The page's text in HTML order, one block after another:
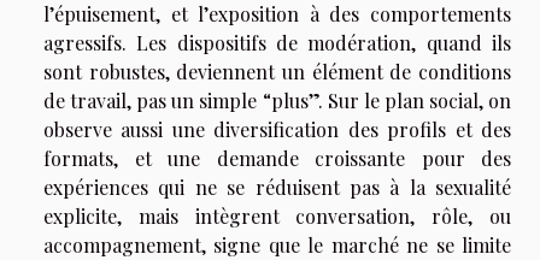
l’épuisement, et l’exposition à des comportements
agressifs. Les dispositifs de modération, quand ils
sont robustes, deviennent un élément de conditions
de travail, pas un simple “plus”. Sur le plan social, on
observe aussi une diversification des profils et des
formats, et une demande croissante pour des
expériences qui ne se réduisent pas à la sexualité
explicite, mais intègrent conversation, rôle, ou
accompagnement, signe que le marché ne se limite